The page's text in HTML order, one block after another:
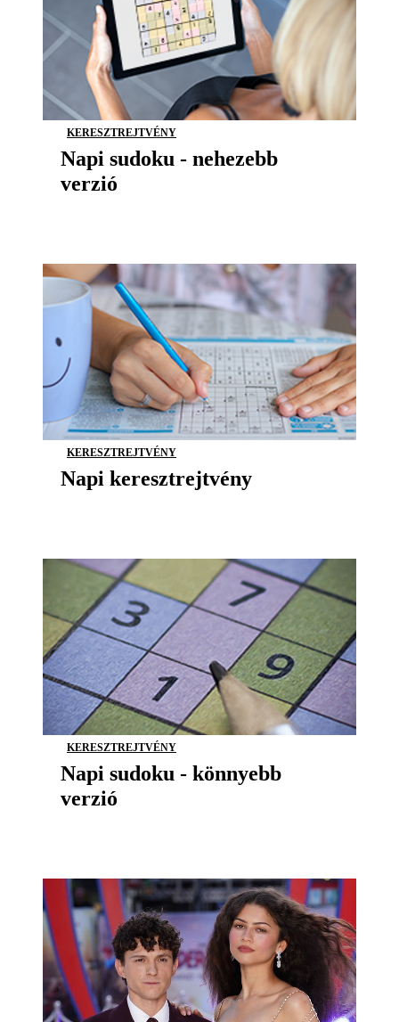
KERESZTREJTVÉNY
Napi sudoku - nehezebb
verzió
KERESZTREJTVÉNY
Napi keresztrejtvény
KERESZTREJTVÉNY
Napi sudoku - könnyebb
verzió